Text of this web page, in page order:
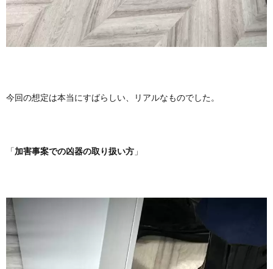
今回の想定は本当にすばらしい、リアルなものでした。
「加害事案での凶器の取り扱い方 」